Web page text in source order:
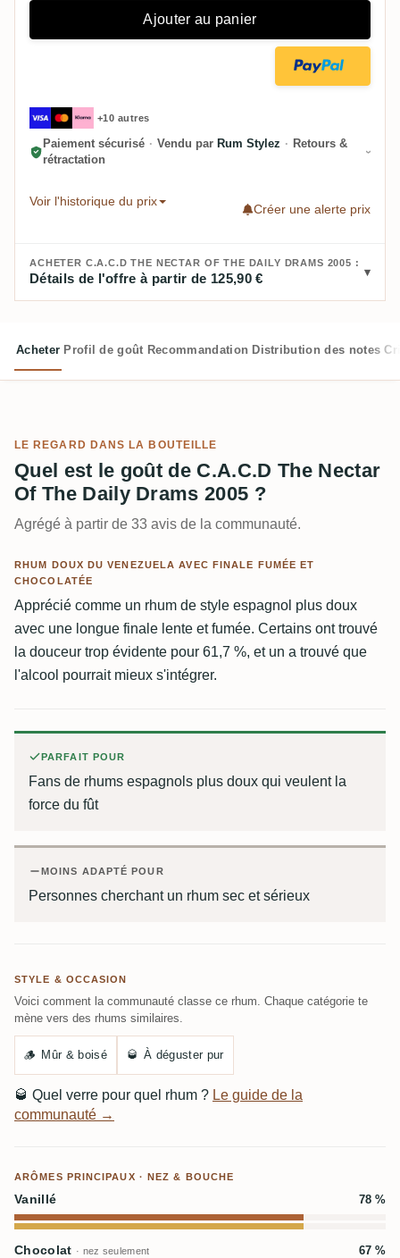
Ajouter au panier
+10 autres
Paiement sécurisé · Vendu par Rum Stylez · Retours &
rétractation
Voir l'historique du prix
Créer une alerte prix
ACHETER C.A.C.D THE NECTAR OF THE DAILY DRAMS 2005 :
Détails de l'offre à partir de 125,90 €
Acheter Profil de goût Recommandation Distribution des notes
LE REGARD DANS LA BOUTEILLE
Quel est le goût de C.A.C.D The Nectar
Of The Daily Drams 2005 ?
Agrégé à partir de 33 avis de la communauté.
RHUM DOUX DU VENEZUELA AVEC FINALE FUMÉE ET
CHOCOLATÉE
Apprécié comme un rhum de style espagnol plus doux
avec une longue finale lente et fumée. Certains ont trouvé
la douceur trop évidente pour 61,7 %, et un a trouvé que
l'alcool pourrait mieux s'intégrer.
PARFAIT POUR
Fans de rhums espagnols plus doux qui veulent la
force du fût
MOINS ADAPTÉ POUR
Personnes cherchant un rhum sec et sérieux
STYLE & OCCASION
Voici comment la communauté classe ce rhum. Chaque catégorie te
mène vers des rhums similaires.
🪵 Mûr & boisé 🥃 À déguster pur
🥃 Quel verre pour quel rhum ? Le guide de la
communauté →
ARÔMES PRINCIPAUX · NEZ & BOUCHE
Vanillé 78 %
Chocolat · nez seulement 67 %